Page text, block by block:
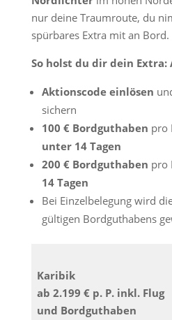
nur deine Traumroute, du
spürbares Extra mit an Bord.
So holst du dir dein Extra:
Aktionscode einlösen
sichern
100 € Bordguthaben pro
unter 14 Tagen
200 € Bordguthaben pro
14 Tagen
Bei Einzelbelegung wird
gültigen Bordguthabens
Karibik
ab 2.199 € p. P. inkl. Flug
und Bordguthaben